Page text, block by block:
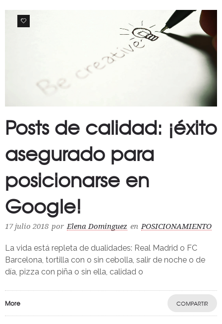
0
Posts de calidad: ¡éxito
asegurado para
posicionarse en
Google!
17 julio 2018 por Elena Dominguez en POSICIONAMIENTO
La vida está repleta de dualidades: Real Madrid o FC
Barcelona, tortilla con o sin cebolla, salir de noche o de
día, pizza con piña o sin ella, calidad o
More COMPARTIR